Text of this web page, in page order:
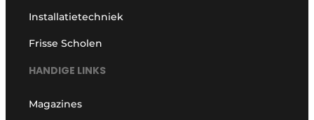
Installatietechniek
Frisse Scholen
HANDIGE LINKS
Magazines